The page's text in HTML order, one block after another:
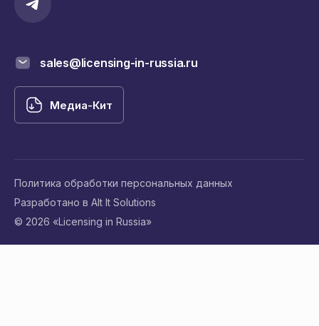
sales@licensing-in-russia.ru
Медиа-Кит
© 2026 «Licensing in Russia»
Политика обработки персональных данных
Разработано в Alt It Solutions